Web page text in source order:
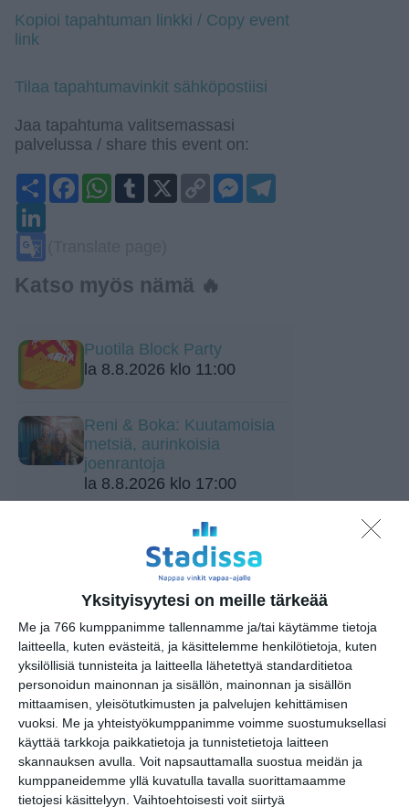
Yksityisyytesi on meille tärkeää
Me ja 766 kumppanimme tallennamme ja/tai käytämme tietoja
laitteella, kuten evästeitä, ja käsittelemme henkilötietoja, kuten
yksilöllisiä tunnisteita ja laitteella lähetettyä standarditietoa
personoidun mainonnan ja sisällön, mainonnan ja sisällön
mittaamisen, yleisötutkimusten ja palvelujen kehittämisen
vuoksi. Me ja yhteistyökumppanimme voimme suostumuksellasi
käyttää tarkkoja paikkatietoja ja tunnistetietoja laitteen
skannauksen avulla. Voit napsauttamalla suostua meidän ja
kumppaneidemme yllä kuvatulla tavalla suorittamaamme
tietojesi käsittelyyn. Vaihtoehtoisesti voit siirtyä
Kopioi tapahtuman linkki / Copy event
link
Tilaa tapahtumavinkit sähköpostiisi
Jaa tapahtuma valitsemassasi
palvelussa / share this event on:
ShareFacebook
WhatsApp
Tumblr
Copy
Link
Messenger
Katso myös nämä 🔥
Puotila Block Party
la 8.8.2026 klo 11:00
Reni & Boka: Kuutamoisia
metsiä, aurinkoisia
joenrantoja
la 8.8.2026 klo 17:00
BRQ Vantaa: Brq-klubi:
la 8.8.2026 klo 18:30
Sointi Jazz Ensemble: Mare
mare (Sointien Kalasatama)
su 9.8.2026 klo 15:00
Etno-Espa 2026
ti 11.8.2026 klo 16:00
Kuorojen kierros
to 13.8.2026 klo 17:00